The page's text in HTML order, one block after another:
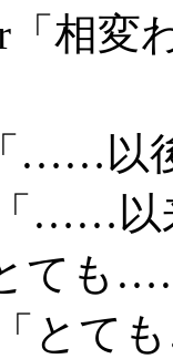
「相
「……以
「……
とても
「と